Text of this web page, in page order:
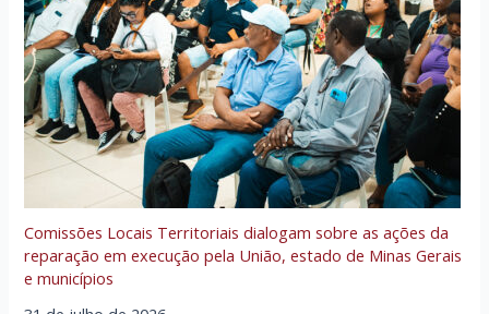
Comissões Locais Territoriais dialogam sobre as ações da
reparação em execução pela União, estado de Minas Gerais
e municípios